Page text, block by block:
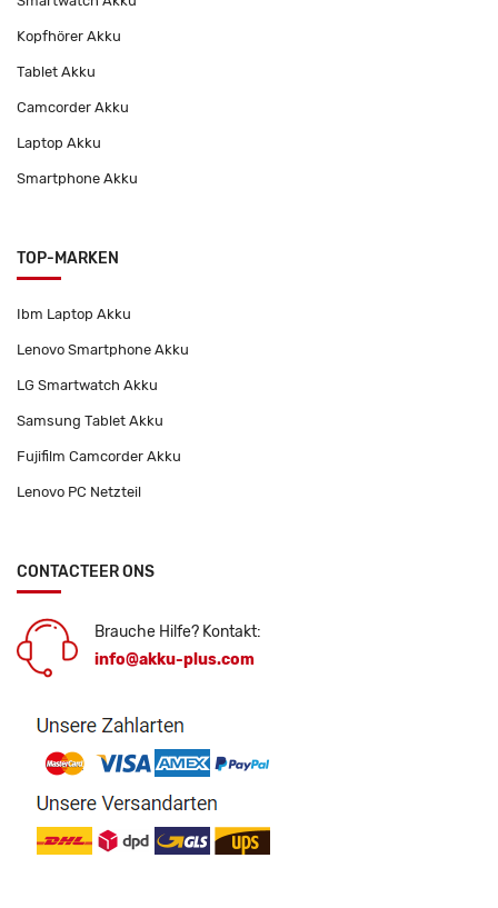
Kopfhörer Akku
Tablet Akku
Camcorder Akku
Laptop Akku
Smartphone Akku
TOP-MARKEN
Ibm Laptop Akku
Lenovo Smartphone Akku
LG Smartwatch Akku
Samsung Tablet Akku
Fujifilm Camcorder Akku
Lenovo PC Netzteil
CONTACTEER ONS
Brauche Hilfe? Kontakt:
info@akku-plus.com